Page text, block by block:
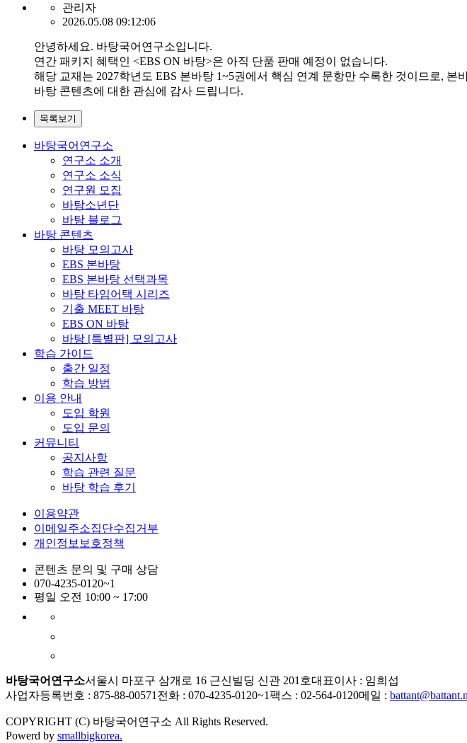
관리자
2026.05.08 09:12:06
안녕하세요. 바탕국어연구소입니다.
연간 패키지 혜택인 <EBS ON 바탕>은 아직 단품 판매 예정이 없습니다.
해당 교재는 2027학년도 EBS 본바탕 1~5권에서 핵심 연계 문항만 수록한 것이므로,
바탕 콘텐츠에 대한 관심에 감사 드립니다.
목록보기
바탕국어연구소
연구소 소개
연구소 소식
연구원 모집
바탕소년단
바탕 블로그
바탕 콘텐츠
바탕 모의고사
EBS 본바탕
EBS 본바탕 선택과목
바탕 타임어택 시리즈
기출 MEET 바탕
EBS ON 바탕
바탕 [특별판] 모의고사
학습 가이드
출간 일정
학습 방법
이용 안내
도입 학원
도입 문의
커뮤니티
공지사항
학습 관련 질문
바탕 학습 후기
이용약관
이메일주소집단수집거부
개인정보보호정책
콘텐츠 문의 및 구매 상담
070-4235-0120~1
평일 오전 10:00 ~ 17:00
바탕국어연구소서울시 마포구 삼개로 16 근신빌딩 신관 201호대표이사 : 임희섭
사업자등록번호 : 875-88-00571 전화 : 070-4235-0120~1팩스 : 02-564-0120메일 :
COPYRIGHT (C) 바탕국어연구소 All Rights Reserved.
Powerd by smallbigkorea.